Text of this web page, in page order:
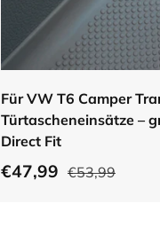
Für VW T6 Camper
Türtascheneinsätze –
Direct Fit
€47,99 €53,99
In den